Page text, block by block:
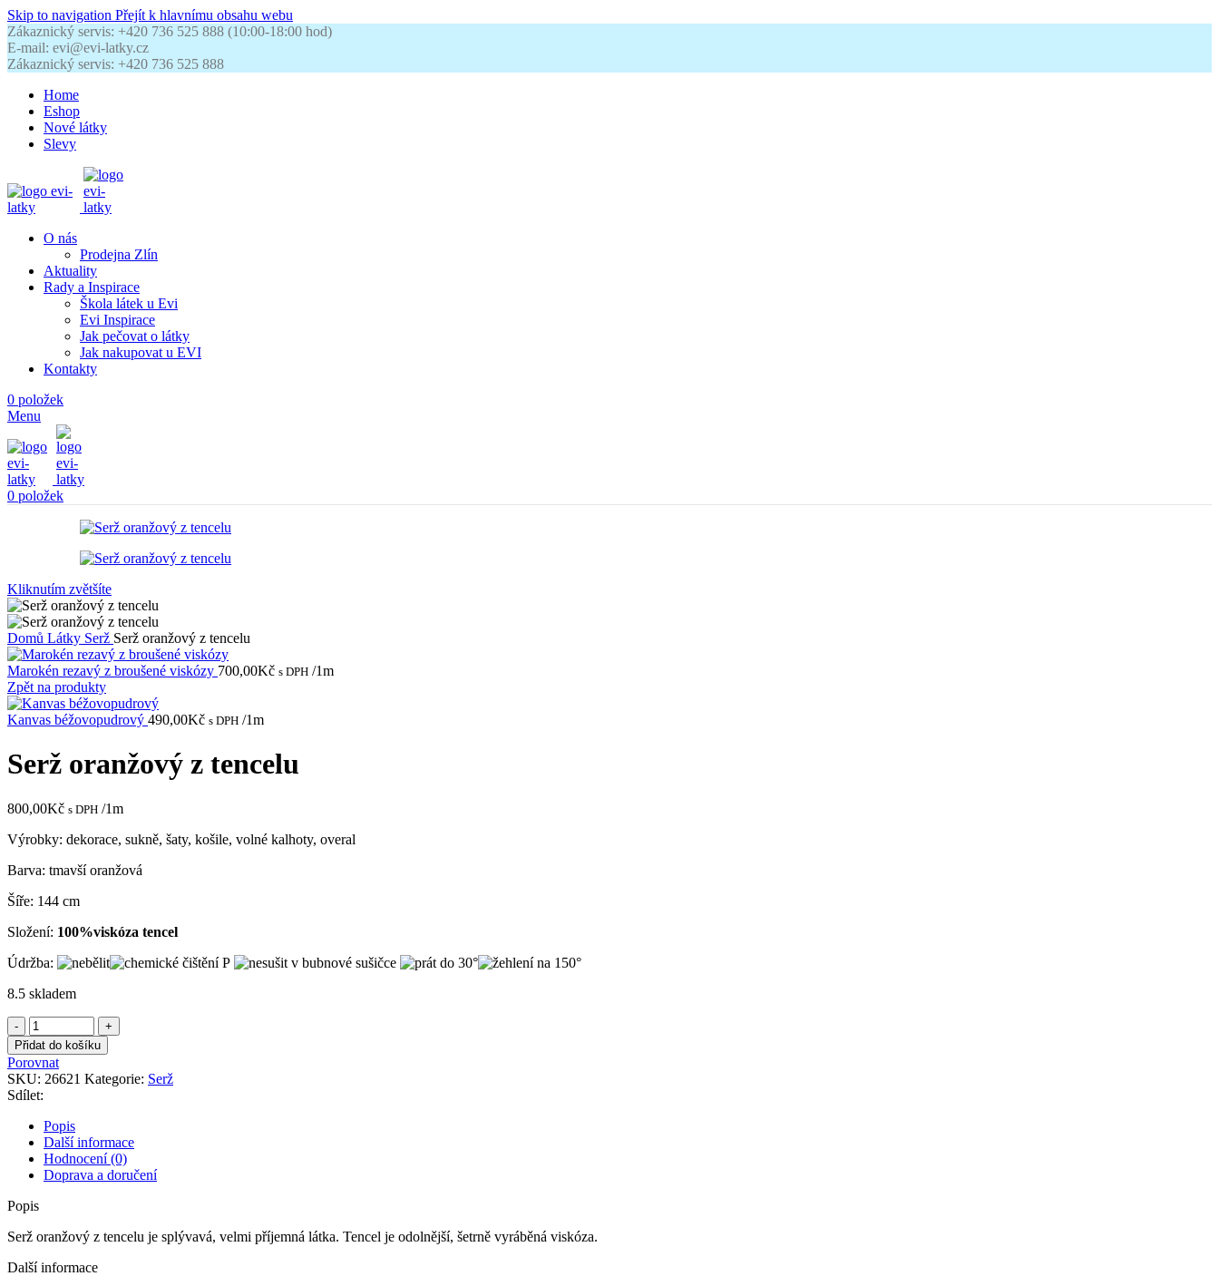
Skip to navigation Přejít k hlavnímu obsahu webu
Zákaznický servis: +420 736 525 888 (10:00-18:00 hod)
E-mail: evi@evi-latky.cz
Zákaznický servis: +420 736 525 888
Home
Eshop
Nové látky
Slevy
O nás
Prodejna Zlín
Aktuality
Rady a Inspirace
Škola látek u Evi
Evi Inspirace
Jak pečovat o látky
Jak nakupovat u EVI
Kontakty
0 položek
Menu
0 položek
Kliknutím zvětšíte
Domů Látky Serž Serž oranžový z tencelu
Marokén rezavý z broušené viskózy 700,00Kč s DPH /1m
Zpět na produkty
Kanvas béžovopudrový 490,00Kč s DPH /1m
Serž oranžový z tencelu
800,00Kč s DPH /1m
Výrobky: dekorace, sukně, šaty, košile, volné kalhoty, overal
Barva: tmavší oranžová
Šíře: 144 cm
Složení: 100%viskóza tencel
Údržba:
8.5 skladem
Serž
oranžový
z
tencelu
množství
Přidat do košíku
Porovnat
SKU: 26621 Kategorie: Serž
Sdílet:
Popis
Další informace
Hodnocení (0)
Doprava a doručení
Popis
Serž oranžový z tencelu je splývavá, velmi příjemná látka. Tencel je odolnější, šetrně vyráběná viskóza.
Další informace